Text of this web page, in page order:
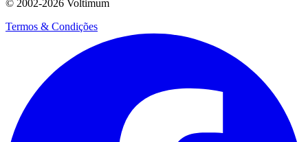
© 2002-2026 Voltimum
Termos & Condições